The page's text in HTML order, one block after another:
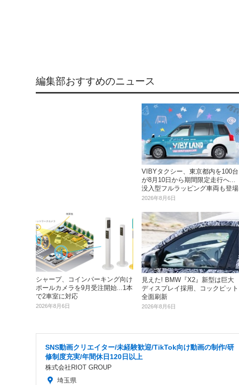
編集部おすすめのニュース
VIBYタクシー、東京都内を100台
が8月10日から期間限定走行へ...
没入型フルラッピング車両も登場
2026年8月6日
シャープ、コインパーキング向け
ポールカメラを9月受注開始...1本
で2車室に対応
2026年8月6日
見えた! BMW『X2』新型は巨大
ディスプレイ採用、コックピット
全面刷新
2026年8月6日
SNS動画クリエイター/未経験歓迎/TikTok向け動画の制作/研
修制度充実/年間休日120日以上
株式会社RIOT GROUP
埼玉県